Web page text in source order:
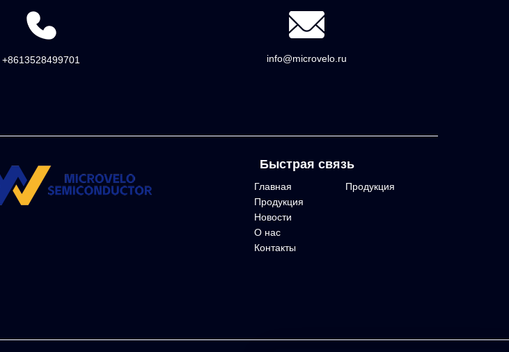
+8613528499701 info@microvelo.ru
Быстрая связь
Главная
Продукция
Новости
О нас
Контакты
Продукция